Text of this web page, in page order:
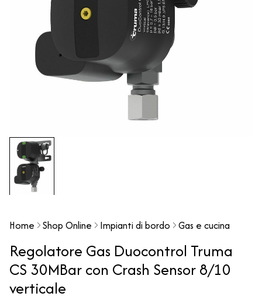
Home Shop Online Impianti di bordo Gas e cucina
Regolatore Gas Duocontrol Truma
CS 30MBar con Crash Sensor 8/10
verticale